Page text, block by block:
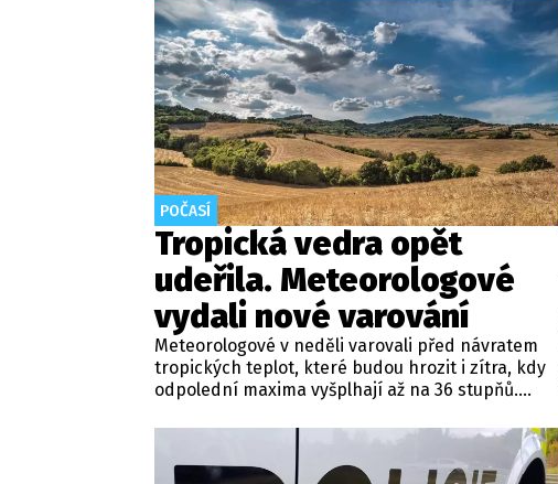
POČASÍ
Tropická vedra opět
udeřila. Meteorologové
vydali nové varování
Meteorologové v neděli varovali před návratem
tropických teplot, které budou hrozit i zítra, kdy
odpolední maxima vyšplhají až na 36 stupňů.
výstrahy Českého hydrometeorologického ústavu